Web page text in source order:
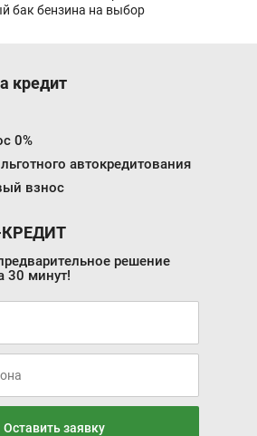
бак бензина на выбор
кредит
0%
автокредитования
взнос
решение
30 минут!
Оставить заявку